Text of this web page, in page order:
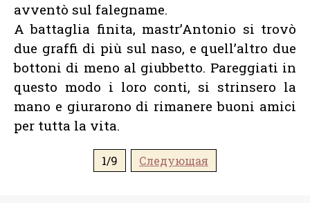
avventò sul falegname.
A battaglia finita, mastr’Antonio si trovò
due graffi di più sul naso, e quell’altro due
bottoni di meno al giubbetto. Pareggiati in
questo modo i loro conti, si strinsero la
mano e giurarono di rimanere buoni amici
per tutta la vita.
1/9 Следующая